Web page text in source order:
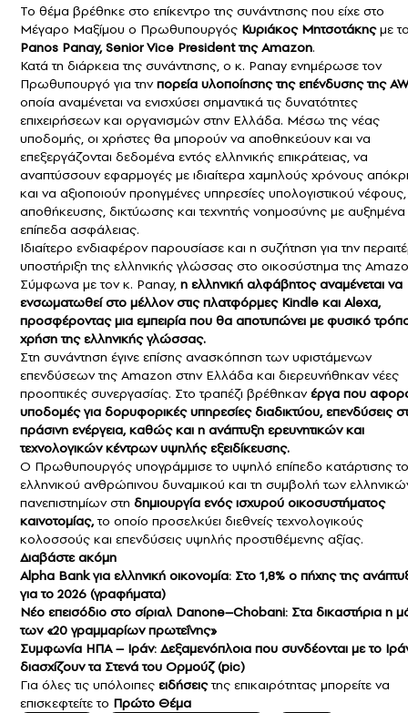
Το θέμα βρέθηκε στο επίκεντρο της συνάντησης που είχε στο
Μέγαρο Μαξίμου ο Πρωθυπουργός Κυριάκος Μητσοτάκηςμε
Panos Panay, Senior Vice President τηςAmazon⁠.
Κατά τη διάρκεια της συνάντησης, ο κ. Panay ενημέρωσε τον
Πρωθυπουργό για τηνπορεία υλοποίησης της επένδυσης της
οποία αναμένεται να ενισχύσει σημαντικά τις δυνατότητες
επιχειρήσεων και οργανισμών στην Ελλάδα. Μέσω της νέας
υποδομής, οι χρήστες θα μπορούν να αποθηκεύουν και να
επεξεργάζονται δεδομένα εντός ελληνικής επικράτειας, να
αναπτύσσουν εφαρμογές με ιδιαίτερα χαμηλούς χρόνους
και να αξιοποιούν προηγμένες υπηρεσίες υπολογιστικού νέφους,
αποθήκευσης, δικτύωσης και τεχνητής νοημοσύνης με αυξημένα
επίπεδα ασφάλειας.
Ιδιαίτερο ενδιαφέρον παρουσίασε και η συζήτηση για την
υποστήριξη της ελληνικής γλώσσας στο οικοσύστημα της
Σύμφωνα με τον κ. Panay, η ελληνική αλφάβητος αναμένεται να
ενσωματωθεί στο μέλλον στις πλατφόρμες Kindle και Alexa,
προσφέροντας μια εμπειρία που θα αποτυπώνει με φυσικό
χρήση της ελληνικής γλώσσας.
Στη συνάντηση έγινε επίσης ανασκόπηση των υφιστάμενων
επενδύσεων της Amazon στην Ελλάδα και διερευνήθηκαν νέες
προοπτικές συνεργασίας. Στο τραπέζι βρέθηκανέργα που
υποδομές για δορυφορικές υπηρεσίες διαδικτύου, επενδύσεις
πράσινη ενέργεια, καθώς και η ανάπτυξη ερευνητικών και
τεχνολογικών κέντρων υψηλής εξειδίκευσης.
Ο Πρωθυπουργός υπογράμμισε το υψηλό επίπεδο κατάρτισης
ελληνικού ανθρώπινου δυναμικού και τη συμβολή των
πανεπιστημίων στη δημιουργία ενός ισχυρού οικοσυστήματος
καινοτομίας,το οποίο προσελκύει διεθνείς τεχνολογικούς
κολοσσούς και επενδύσεις υψηλής προστιθέμενης αξίας.
Διαβάστε ακόμη
Alpha Bank για ελληνική οικονομία: Στο 1,8% ο πήχης της
για το 2026 (γραφήματα)
Νέο επεισόδιο στο σίριαλ Danone–Chobani: Στα δικαστήρια η
των «20 γραμμαρίων πρωτεΐνης»
Συμφωνία ΗΠΑ – Ιράν: Δεξαμενόπλοια που συνδέονται με το
διασχίζουν τα Στενά του Ορμούζ (pic)
Για όλες τις υπόλοιπες ειδήσειςτης επικαιρότητας μπορείτε να
επισκεφτείτε το Πρώτο Θέμα